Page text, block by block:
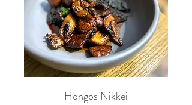
Hongos Nikkei